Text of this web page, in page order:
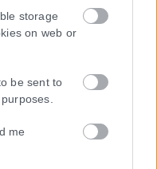
storage
on web or
be sent to
me
GROUP A.E.” και κατ’
“www.karfitsa.gr”
334 της Επιτροπής της
την αποτελεσματική
στο διαδίκτυο (L 63).